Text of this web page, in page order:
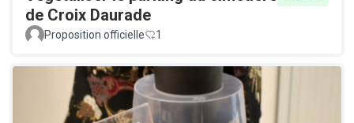
de Croix Daurade
Proposition officielle 1